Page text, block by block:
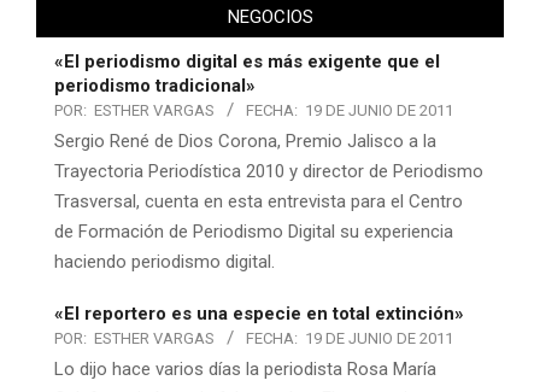
NEGOCIOS
«El periodismo digital es más exigente que el
periodismo tradicional»
POR: ESTHER VARGAS FECHA: 19 DE JUNIO DE 2011
Sergio René de Dios Corona, Premio Jalisco a la
Trayectoria Periodística 2010 y director de Periodismo
Trasversal, cuenta en esta entrevista para el Centro
de Formación de Periodismo Digital su experiencia
haciendo periodismo digital.
«El reportero es una especie en total extinción»
POR: ESTHER VARGAS FECHA: 19 DE JUNIO DE 2011
Lo dijo hace varios días la periodista Rosa María